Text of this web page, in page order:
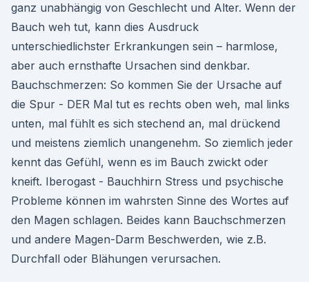
ganz unabhängig von Geschlecht und Alter. Wenn der
Bauch weh tut, kann dies Ausdruck
unterschiedlichster Erkrankungen sein – harmlose,
aber auch ernsthafte Ursachen sind denkbar.
Bauchschmerzen: So kommen Sie der Ursache auf
die Spur - DER Mal tut es rechts oben weh, mal links
unten, mal fühlt es sich stechend an, mal drückend
und meistens ziemlich unangenehm. So ziemlich jeder
kennt das Gefühl, wenn es im Bauch zwickt oder
kneift. Iberogast - Bauchhirn Stress und psychische
Probleme können im wahrsten Sinne des Wortes auf
den Magen schlagen. Beides kann Bauchschmerzen
und andere Magen-Darm Beschwerden, wie z.B.
Durchfall oder Blähungen verursachen.